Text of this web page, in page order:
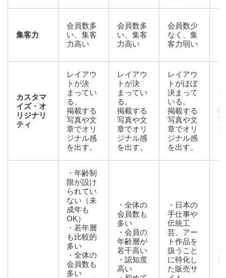
集客力
会員数多
い、集客
力高い
会員数多
い、集客
力高い
会員数少
なく、集
客力弱い
カスタマ
イズ・オ
リジナリ
ティ
レイアウ
トが決
まってい
る。
掲載する
写真や文
章でオリ
ジナル感
を出す。
レイアウ
トが決
まってい
る。
掲載する
写真や文
章でオリ
ジナル感
を出す。
レイアウ
トがほぼ
決まって
いる。
掲載する
写真や文
章でオリ
ジナル感
を出す。
・年齢制
限が設け
られてい
ない（未
成年も
OK）
・若年層
も比較的
多い
・全体の
会員数も
多い
・全体の
会員数も
多い
・会員の
年齢層が
若干高い
・認知度
高い
・日本の
手仕事や
伝統工
芸、アー
ト作品を
扱うこと
に特化し
た販売サ